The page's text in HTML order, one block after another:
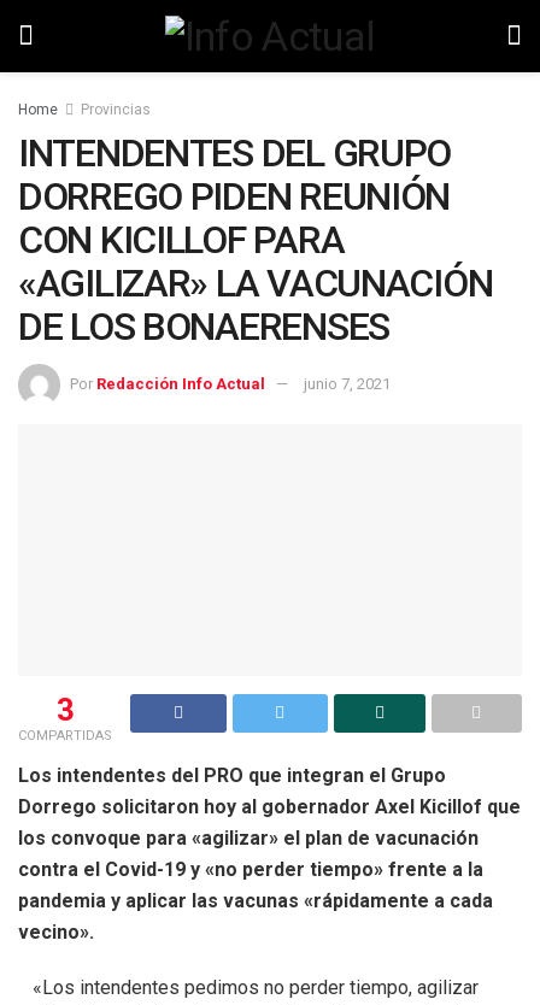
Home Provincias
INTENDENTES DEL GRUPO
DORREGO PIDEN REUNIÓN
CON KICILLOF PARA
«AGILIZAR» LA VACUNACIÓN
DE LOS BONAERENSES
Por Redacción Info Actual junio 7, 2021
3
COMPARTIDAS
Los intendentes del PRO que integran el Grupo
Dorrego solicitaron hoy al gobernador Axel Kicillof que
los convoque para «agilizar» el plan de vacunación
contra el Covid-19 y «no perder tiempo» frente a la
pandemia y aplicar las vacunas «rápidamente a cada
vecino».
«Los intendentes pedimos no perder tiempo, agilizar